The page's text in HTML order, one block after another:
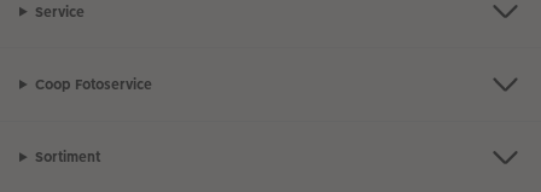
Service
Coop Fotoservice
Sortiment